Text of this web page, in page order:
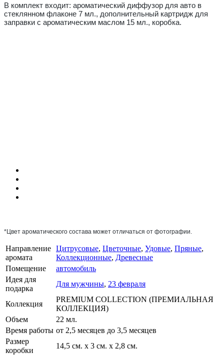
В комплект входит: ароматический диффузор для авто в
стеклянном флаконе 7 мл., дополнительный картридж для
заправки с ароматическим маслом 15 мл., коробка.
*Цвет ароматического состава может отличаться от фотографии.
Направление
аромата
Цитрусовые, Цветочные, Удовые, Пряные,
Коллекционные, Древесные
Помещение
автомобиль
Идея для
подарка
Для мужчины, 23 февраля
Коллекция
PREMIUM COLLECTION (ПРЕМИАЛЬНАЯ
КОЛЛЕКЦИЯ)
Объем
22 мл.
Время работы от 2,5 месяцев до 3,5 месяцев
Размер
коробки
14,5 см. х 3 см. х 2,8 см.